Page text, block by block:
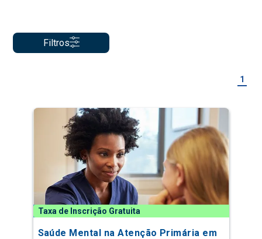
Filtros
1
Taxa de Inscrição Gratuita
Saúde Mental na Atenção Primária em